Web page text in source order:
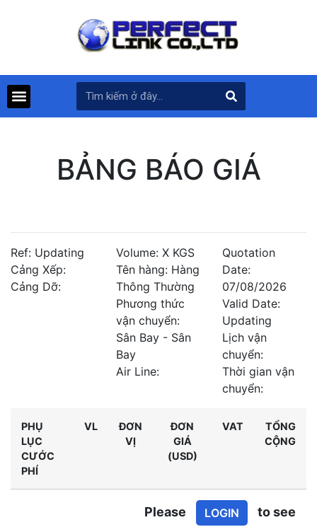
BẢNG BÁO GIÁ
Ref: Updating
Cảng Xếp:
Cảng Dỡ:
Volume: X KGS
Tên hàng: Hàng
Thông Thường
Phương thức
vận chuyển:
Sân Bay - Sân
Bay
Air Line:
Quotation
Date:
07/08/2026
Valid Date:
Updating
Lịch vận
chuyển:
Thời gian vận
chuyển:
PHỤ
LỤC
CƯỚC
PHÍ
VL
ĐƠN
VỊ
ĐƠN
GIÁ
(USD)
VAT
TỔNG
CỘNG
Please LOGIN
to see